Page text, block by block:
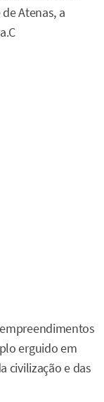
Atenas, a
erguido em
civilização e das